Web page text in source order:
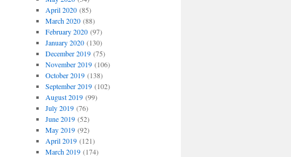
April 2020(85)
March 2020(88)
February 2020(97)
January 2020(130)
December 2019(75)
November 2019(106)
October 2019(138)
September 2019(102)
August 2019(99)
July 2019(76)
June 2019(52)
May 2019(92)
April 2019(121)
March 2019(174)